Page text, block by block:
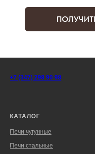
+7 (347) 298 90 98
КАТАЛОГ
Печи чугунные
Печи стальные